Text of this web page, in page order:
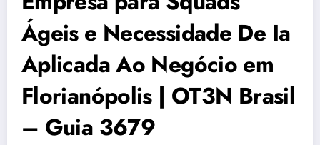
Ágeis e Necessidade De Ia
Aplicada Ao Negócio em
Florianópolis | OT3N Brasil
– Guia 3679